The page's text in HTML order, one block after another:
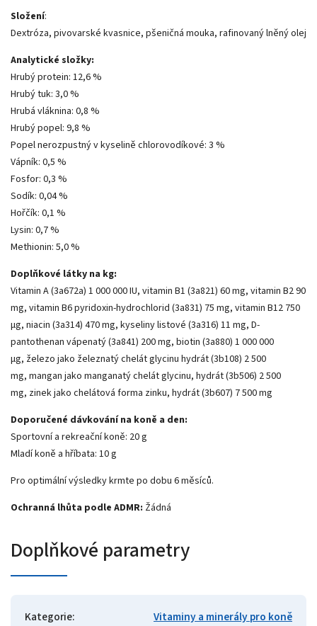
Složení:
Dextróza, pivovarské kvasnice, pšeničná mouka, rafinovaný lněný olej
Analytické složky:
Hrubý protein: 12,6 %
Hrubý tuk: 3,0 %
Hrubá vláknina: 0,8 %
Hrubý popel: 9,8 %
Popel nerozpustný v kyselině chlorovodíkové: 3 %
Vápník: 0,5 %
Fosfor: 0,3 %
Sodík: 0,04 %
Hořčík: 0,1 %
Lysin: 0,7 %
Methionin: 5,0 %
Doplňkové látky na kg:
Vitamin A (3a672a) 1 000 000 IU, vitamin B1 (3a821) 60 mg, vitamin B2 90
mg, vitamin B6 pyridoxin-hydrochlorid (3a831) 75 mg, vitamin B12 750
μg, niacin (3a314) 470 mg, kyseliny listové (3a316) 11 mg, D-
pantothenan vápenatý (3a841) 200 mg, biotin (3a880) 1 000 000
μg, železo jako železnatý chelát glycinu hydrát (3b108) 2 500
mg, mangan jako manganatý chelát glycinu, hydrát (3b506) 2 500
mg, zinek jako chelátová forma zinku, hydrát (3b607) 7 500 mg
Doporučené dávkování na koně a den:
Sportovní a rekreační koně: 20 g
Mladí koně a hříbata: 10 g
Pro optimální výsledky krmte po dobu 6 měsíců.
Ochranná lhůta podle ADMR: Žádná
Doplňkové parametry
Kategorie:
Vitaminy a minerály pro koně